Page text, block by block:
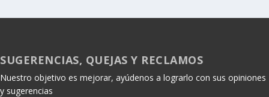
SUGERENCIAS, QUEJAS Y RECLAMOS
Nuestro objetivo es mejorar, ayúdenos a lograrlo con sus opiniones
y sugerencias